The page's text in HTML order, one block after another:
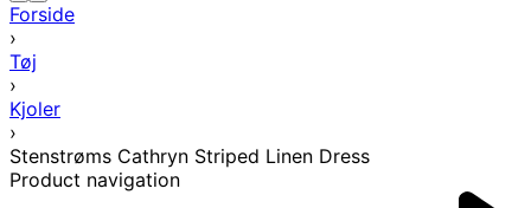
Forside
›
Tøj
›
Kjoler
›
Stenstrøms Cathryn Striped Linen Dress
Product navigation